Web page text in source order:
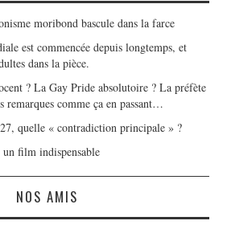
moribond bascule dans la farce
est commencée depuis longtemps, et
dans la pièce.
? La Gay Pride absolutoire ? La préfète
remarques comme ça en passant…
quelle « contradiction principale » ?
film indispensable
NOS AMIS